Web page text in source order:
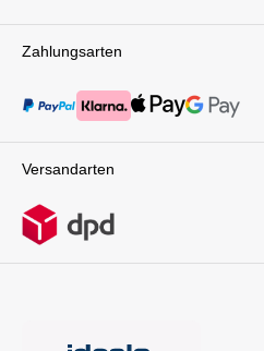
Zahlungsarten
Versandarten